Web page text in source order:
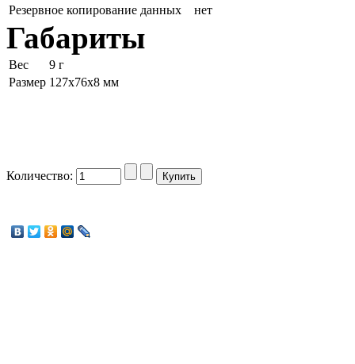
Резервное копирование данных
нет
Габариты
Вес
9 г
Размер 127x76x8 мм
Количество: